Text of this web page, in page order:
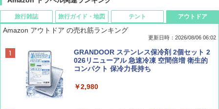
旅行雑誌
ディズニーファン ２０２６年 ９月号 [雑
誌] (ＤＩＳＮＥＹ ＦＡＮ)
旅行ガイド・地図
D40 地球の歩き方 チェンマイ タイ北部の魅
力的な町 2026～2027 地球の歩き方D アジア
テント
[キャンパーズコレクション 山善] ポップアッ
プテント 傘みたいに広げて畳める パッとサ
ッとサンシェード キューブ フルクローズ メ
&ハイキング カーキ PATC-150(KH)
アウトドア
Amazon アウトドア の売れ筋ランキング
更新日時：2026/08/06 06:02
GRANDOOR ステンレス保冷剤 2個セット 2
026リニューアル 急速冷凍 空間倍増 衛生的
コンパクト 保冷力長持ち
￥2,980